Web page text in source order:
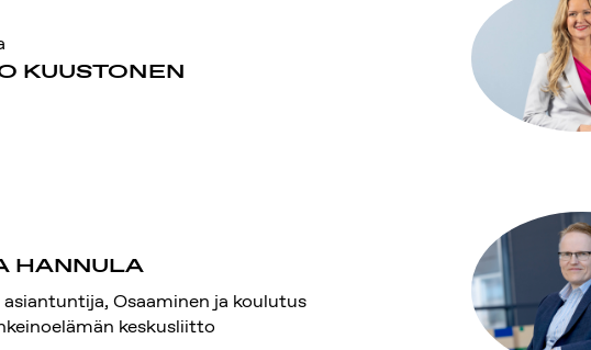
KUUSTONEN
HANNULA
asiantuntija, Osaaminen ja koulutus
keskusliitto